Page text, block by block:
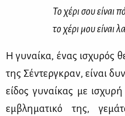
Το χέ­ρι σου εί­ναι
το χέ­ρι μου εί­ναι
Η γυ­ναί­κα, ένας ισχυ­ρός
της Σέ­ντερ­γκραν, εί­ναι
εί­δος γυ­ναί­κας με
εμ­βλη­μα­τι­κό της,